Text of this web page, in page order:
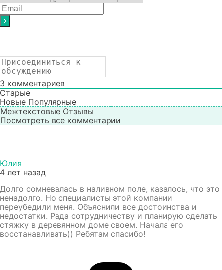
3 комментариев
Старые
Новые Популярные
Межтекстовые Отзывы
Посмотреть все комментарии
Юлия
4 лет назад
Долго сомневалась в наливном поле, казалось, что это
ненадолго. Но специалисты этой компании
переубедили меня. Объяснили все достоинства и
недостатки. Рада сотрудничеству и планирую сделать
стяжку в деревянном доме своем. Начала его
восстанавливать)) Ребятам спасибо!